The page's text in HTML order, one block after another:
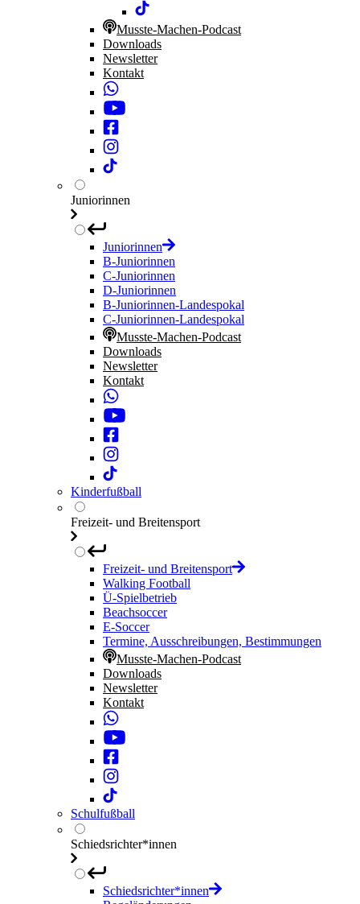
Musste-Machen-Podcast
Downloads
Newsletter
Kontakt
Juniorinnen
Juniorinnen
B-Juniorinnen
C-Juniorinnen
D-Juniorinnen
B-Juniorinnen-Landespokal
C-Juniorinnen-Landespokal
Musste-Machen-Podcast
Downloads
Newsletter
Kontakt
Kinderfußball
Freizeit- und Breitensport
Freizeit- und Breitensport
Walking Football
Ü-Spielbetrieb
Beachsoccer
E-Soccer
Termine, Ausschreibungen, Bestimmungen
Musste-Machen-Podcast
Downloads
Newsletter
Kontakt
Schulfußball
Schiedsrichter*innen
Schiedsrichter*innen